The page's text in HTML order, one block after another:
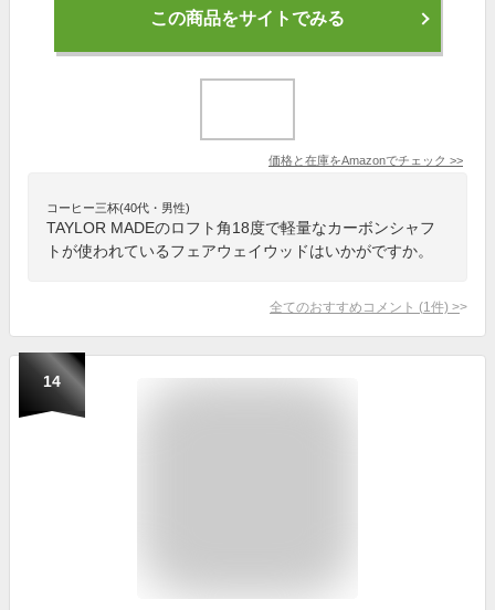
この商品をサイトでみる
価格と在庫をAmazonでチェック >>
コーヒー三杯(40代・男性)
TAYLOR MADEのロフト角18度で軽量なカーボンシャフ
トが使われているフェアウェイウッドはいかがですか。
全てのおすすめコメント (1 件) >
14